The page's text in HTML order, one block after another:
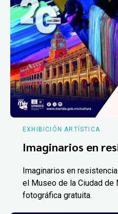
EXHIBICIÓN ARTÍSTICA
Imaginarios en
Imaginarios en
el Museo de la Ciudad de
fotográfica gratuita.